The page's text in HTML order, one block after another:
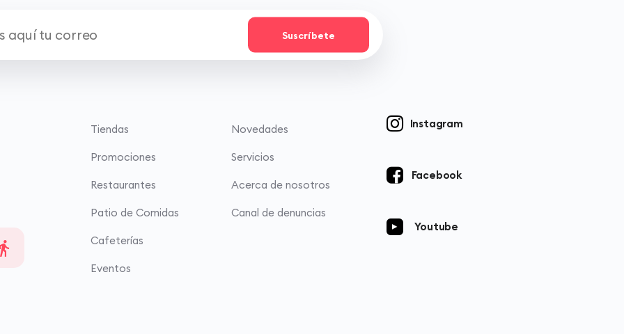
Suscríbete
Tiendas
Promociones
Restaurantes
Patio de Comidas
Cafeterías
Eventos
Novedades
Servicios
Acerca de nosotros
Canal de denuncias
Instagram
Facebook
Youtube